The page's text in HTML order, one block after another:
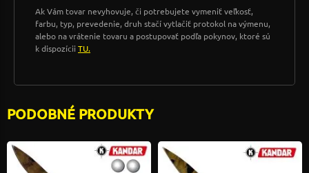
Ak Vám tovar nevyhovuje, či potrebujete vymeniť veľkosť,
farbu, typ, prevedenie, druh stačí vytlačiť protokol na výmenu,
alebo na vrátenie tovaru a postupovať podľa pokynov, ktoré sú
k dispozícii TU.
PODOBNÉ PRODUKTY